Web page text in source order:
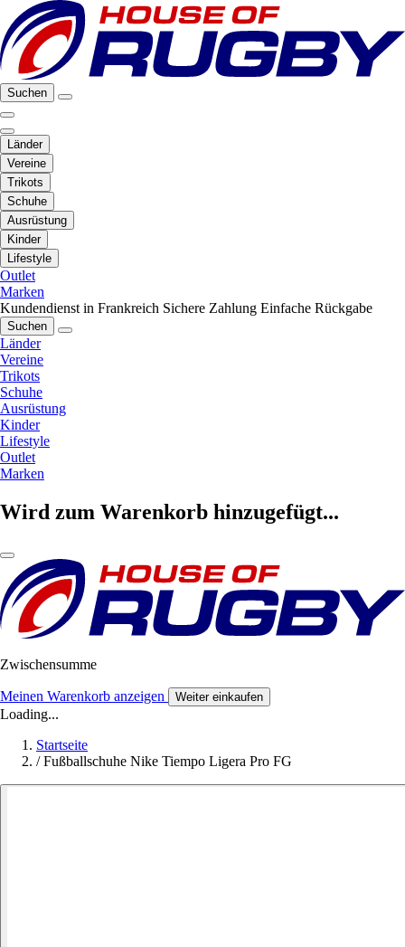
Suchen
Länder
Vereine
Trikots
Schuhe
Ausrüstung
Kinder
Lifestyle
Outlet
Marken
Kundendienst in Frankreich Sichere Zahlung Einfache Rückgabe
Suchen
Länder
Vereine
Trikots
Schuhe
Ausrüstung
Kinder
Lifestyle
Outlet
Marken
Wird zum Warenkorb hinzugefügt...
Zwischensumme
Meinen Warenkorb anzeigen Weiter einkaufen
Loading...
Startseite
/ Fußballschuhe Nike Tiempo Ligera Pro FG